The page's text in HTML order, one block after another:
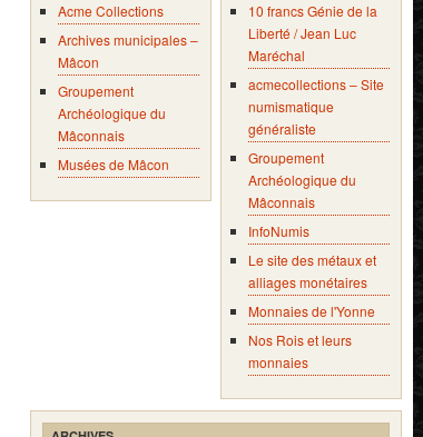
Acme Collections
Archives municipales –
Mâcon
Groupement
Archéologique du
Mâconnais
Musées de Mâcon
10 francs Génie de la
Liberté / Jean Luc
Maréchal
acmecollections – Site
numismatique
généraliste
Groupement
Archéologique du
Mâconnais
InfoNumis
Le site des métaux et
alliages monétaires
Monnaies de l'Yonne
Nos Rois et leurs
monnaies